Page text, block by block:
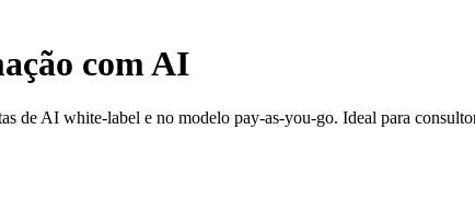
com AI
de AI white-label e no modelo pay-as-you-go. Ideal para